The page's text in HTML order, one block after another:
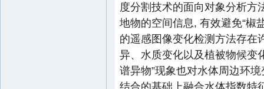
度分割技术的面向对象分析方
地物的空间信息, 有效避免“椒
的遥感图像变化检测方法存在
异、水质变化以及植被物候变
谱异物”现象也对水体周边环
结合的基础上融合水体指数特